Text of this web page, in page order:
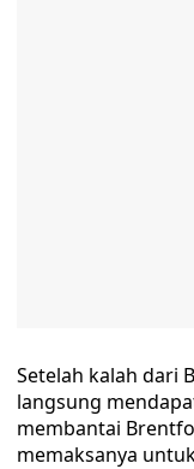
Setelah kalah dari
langsung
membantai
memaksanya